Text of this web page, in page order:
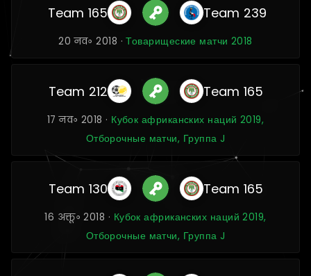
Team 165 Team 239
20 नव॰ 2018 ·Товарищеские матчи 2018
Team 212 Team 165
17 नव॰ 2018 · Кубок африканских наций 2019,
Отборочные матчи, Группа J
Team 130 Team 165
16 अक्तू॰ 2018 · Кубок африканских наций 2019,
Отборочные матчи, Группа J